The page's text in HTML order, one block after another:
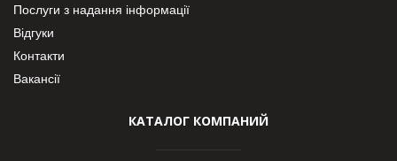
Послуги з надання інформації
Відгуки
Контакти
Вакансії
КАТАЛОГ КОМПАНИЙ